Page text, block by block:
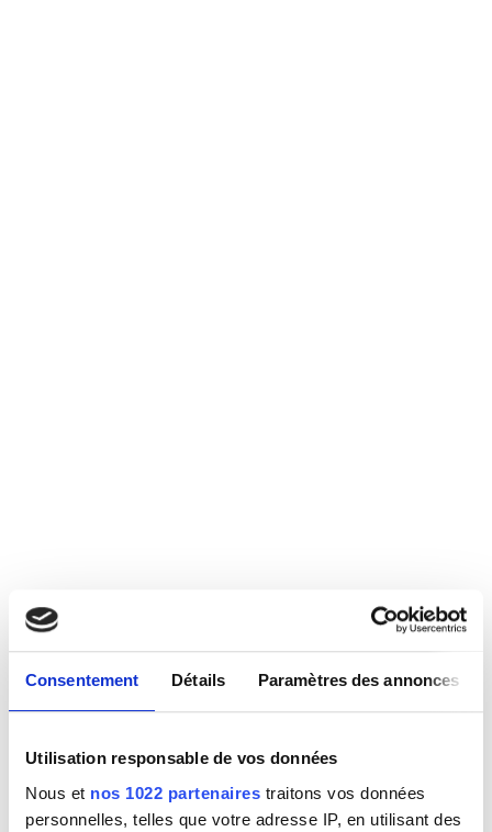
Consentement Détails Paramètres des annonces
Utilisation responsable de vos données
Nous et nos 1022 partenaires traitons vos données
personnelles, telles que votre adresse IP, en utilisant des